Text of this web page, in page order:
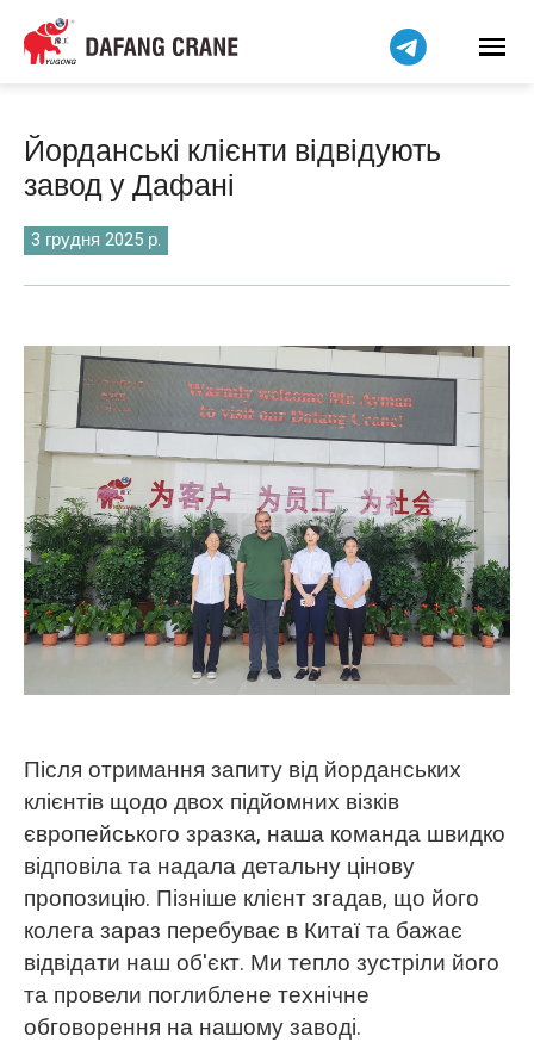
Йорданські клієнти відвідують
завод у Дафані
3 грудня 2025 р.
Після отримання запиту від йорданських
клієнтів щодо двох підйомних візків
європейського зразка, наша команда швидко
відповіла та надала детальну цінову
пропозицію. Пізніше клієнт згадав, що його
колега зараз перебуває в Китаї та бажає
відвідати наш об'єкт. Ми тепло зустріли його
та провели поглиблене технічне
обговорення на нашому заводі.
हिन्दी
Bahasa Indonesia
简体中文
বাংলা
فارسی
Pilipino
Čeština
Беларуская мова
Kiswahili
Dansk
Norsk
O‘zbekcha